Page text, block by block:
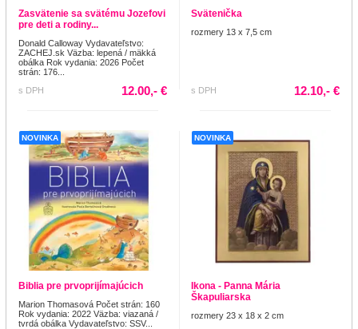
Zasvätenie sa svätému Jozefovi
pre deti a rodiny...
Donald Calloway Vydavateľstvo:
ZACHEJ.sk Väzba: lepená / mäkká
obálka Rok vydania: 2026 Počet
strán: 176...
s DPH
12.00,- €
Svätenička
rozmery 13 x 7,5 cm
s DPH 12.10,- €
NOVINKA
Biblia pre prvoprijímajúcich
Marion Thomasová Počet strán: 160
Rok vydania: 2022 Väzba: viazaná /
tvrdá obálka Vydavateľstvo: SSV...
NOVINKA
Ikona - Panna Mária
Škapuliarska
rozmery 23 x 18 x 2 cm